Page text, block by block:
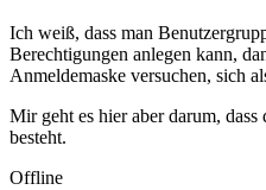
Ich weiß, dass man
Berechtigungen anlegen kann,
Anmeldemaske versuchen, sich
Mir geht es hier aber darum,
besteht.
Offline